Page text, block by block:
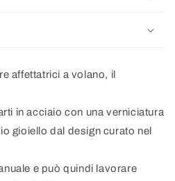
affettatrici a volano, il
in acciaio con una verniciatura
gioiello dal design curato nel
e può quindi lavorare